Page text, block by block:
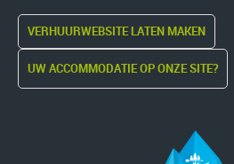
VERHUURWEBSITE LATEN MAKEN
UW ACCOMMODATIE OP ONZE SITE?